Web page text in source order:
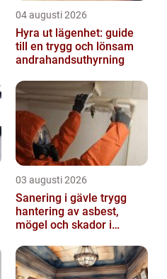
04 augusti 2026
Hyra ut lägenhet: guide
till en trygg och lönsam
andrahandsuthyrning
03 augusti 2026
Sanering i gävle trygg
hantering av asbest,
mögel och skador i